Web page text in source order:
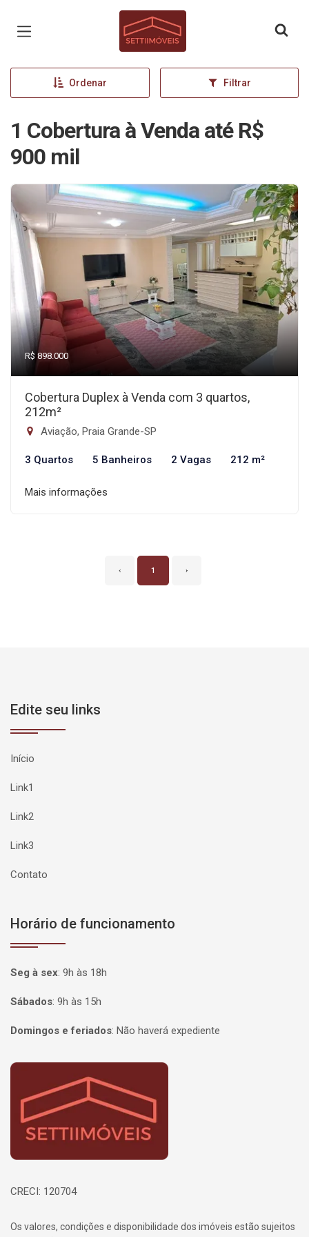
Página inicial
Ordenar Filtrar
1 Cobertura à Venda até R$
900 mil
R$ 898.000
Cobertura Duplex à Venda com 3 quartos,
212m²
Aviação, Praia Grande-SP
3 Quartos 5 Banheiros 2 Vagas 212 m²
Mais informações
‹ 1 ›
Edite seu links
Início
Link1
Link2
Link3
Contato
Horário de funcionamento
Seg à sex: 9h às 18h
Sábados: 9h às 15h
Domingos e feriados: Não haverá expediente
Página inicial
CRECI: 120704
Os valores, condições e disponibilidade dos imóveis estão sujeitos